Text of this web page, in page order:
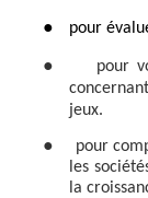
● pour
●
pour
jeux.
●
pour
les
la